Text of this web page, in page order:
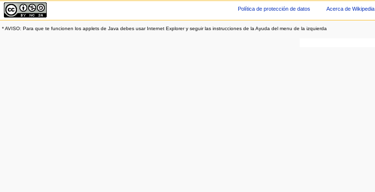
Política de protección de datos Acerca de Wikipedia
* AVISO: Para que te funcionen los applets de Java debes usar Internet Explorer y seguir las instrucciones de la Ayuda del menu de la izquierda